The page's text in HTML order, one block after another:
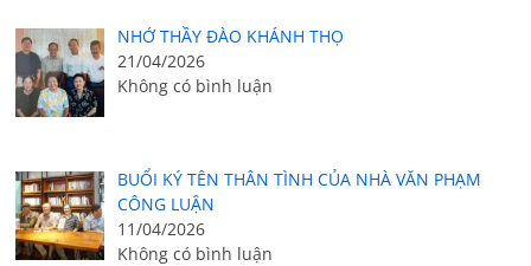
NHỚ THẦY ĐÀO KHÁNH THỌ
21/04/2026
Không có bình luận
BUỔI KÝ TÊN THÂN TÌNH CỦA NHÀ VĂN PHẠM
CÔNG LUẬN
11/04/2026
Không có bình luận